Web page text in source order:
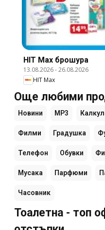
HIT Max брошура
13.08.2026-26.08.2026
HIT Max
Още любими
Новини MP3
Филми Градушка
Телефон Обувки
Мусака Парфюми
Часовник
Тоалетна - топ